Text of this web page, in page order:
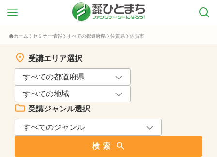
ホーム セミナー情報 すべての都道府県 佐賀県 佐賀市
受講エリア選択
受講ジャンル選択
検索